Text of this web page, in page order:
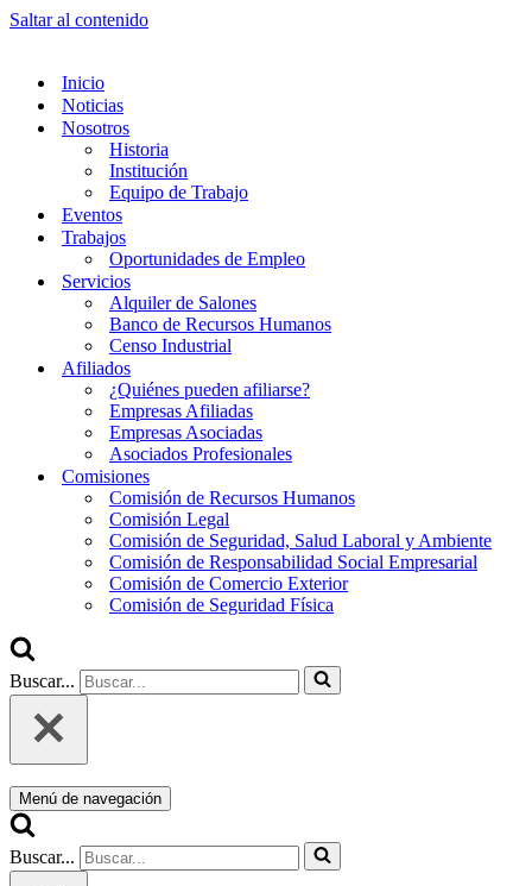
Saltar al contenido
Inicio
Noticias
Nosotros
Historia
Institución
Equipo de Trabajo
Eventos
Trabajos
Oportunidades de Empleo
Servicios
Alquiler de Salones
Banco de Recursos Humanos
Censo Industrial
Afiliados
¿Quiénes pueden afiliarse?
Empresas Afiliadas
Empresas Asociadas
Asociados Profesionales
Comisiones
Comisión de Recursos Humanos
Comisión Legal
Comisión de Seguridad, Salud Laboral y Ambiente
Comisión de Responsabilidad Social Empresarial
Comisión de Comercio Exterior
Comisión de Seguridad Física
Buscar...
Menú de navegación
Buscar...